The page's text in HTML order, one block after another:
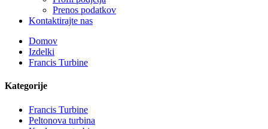
Prenos podatkov
Kontaktirajte nas
Domov
Izdelki
Francis Turbine
Kategorije
Francis Turbine
Peltonova turbina